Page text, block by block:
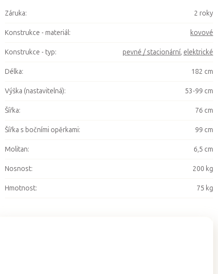
Záruka: 2 roky
Konstrukce - materiál: kovové
Konstrukce - typ: pevné / stacionární, elektrické
Délka: 182 cm
Výška (nastavitelná): 53-99 cm
Šířka: 76 cm
Šířka s bočními opěrkami: 99 cm
Molitan: 6,5 cm
Nosnost: 200 kg
Hmotnost: 75 kg